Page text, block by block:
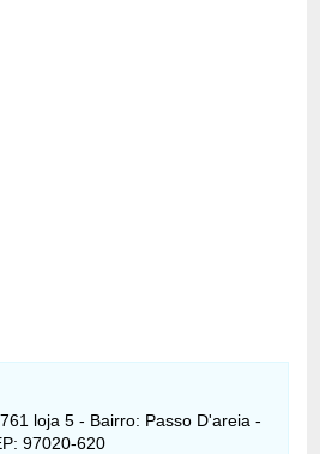
loja 5 - Bairro: Passo D'areia -
97020-620